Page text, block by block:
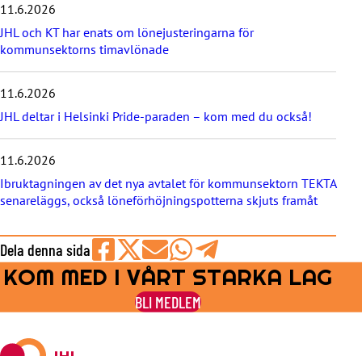
n
y
h
e
t
e
n
a
11.6.2026
JHL och KT har enats om lönejusteringarna för
kommunsektorns timavlönade
11.6.2026
JHL deltar i Helsinki Pride-paraden – kom med du också!
11.6.2026
Ibruktagningen av det nya avtalet för kommunsektorn TEKTA
senareläggs, också löneförhöjningspotterna skjuts framåt
Dela denna sida
Share
on
Facebook
Share
on
Share
by
E-
Share
on
WhatsApp
Share
on
Telegram
KOM MED I VÅRT STARKA LAG
BLI MEDLEM